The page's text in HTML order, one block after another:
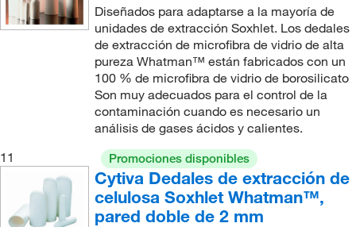
Diseñados para adaptarse a la mayoría de
unidades de extracción Soxhlet. Los dedales
de extracción de microfibra de vidrio de alta
pureza Whatman™ están fabricados con un
100 % de microfibra de vidrio de borosilicato
Son muy adecuados para el control de la
contaminación cuando es necesario un
análisis de gases ácidos y calientes.
11
Promociones disponibles
Cytiva Dedales de extracción de
celulosa Soxhlet Whatman™,
pared doble de 2 mm